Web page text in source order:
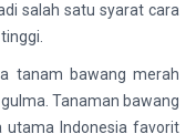
salah satu syarat cara
tanam bawang merah
Tanaman bawang
utama Indonesia favorit